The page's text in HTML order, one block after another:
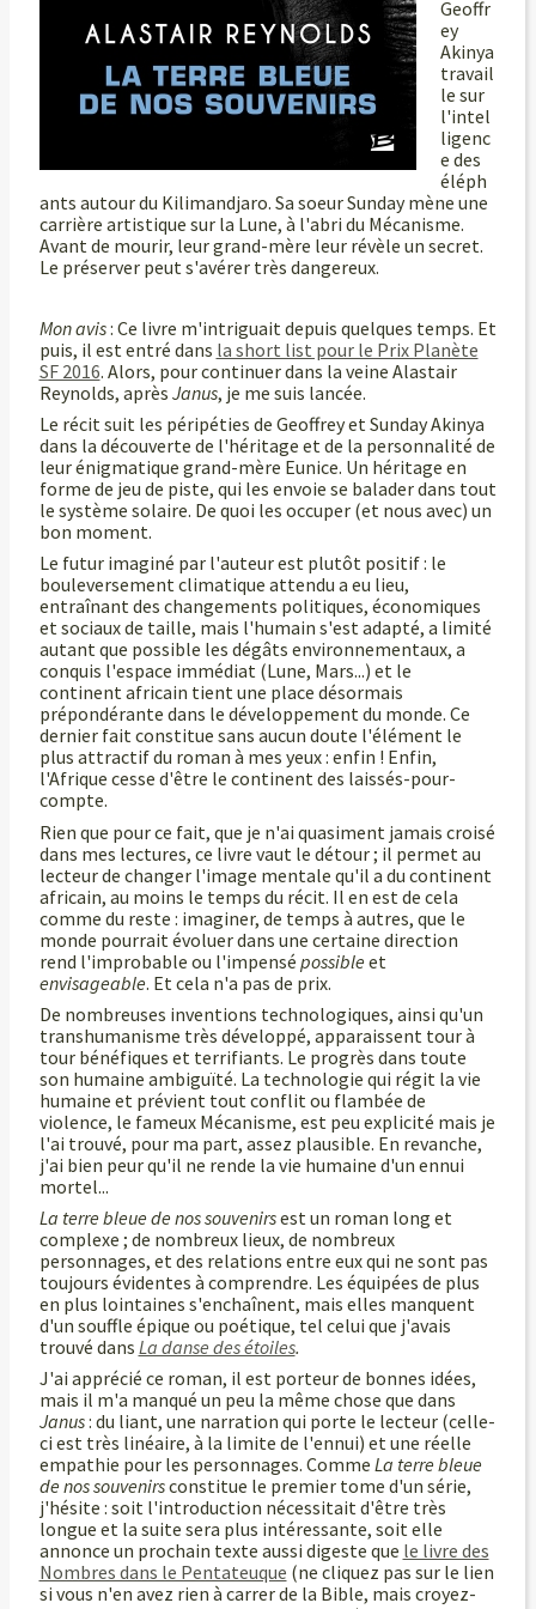
Geoffr
ey
Akinya
travail
le sur
l'intel
ligenc
e des
éléph
ants autour du Kilimandjaro. Sa soeur Sunday mène une
carrière artistique sur la Lune, à l'abri du Mécanisme.
Avant de mourir, leur grand-mère leur révèle un secret.
Le préserver peut s'avérer très dangereux.
Mon avis: Ce livre m'intriguait depuis quelques temps. Et
puis, il est entré dans la short list pour le Prix Planète
SF 2016. Alors, pour continuer dans la veine Alastair
Reynolds, après Janus, je me suis lancée.
Le récit suit les péripéties de Geoffrey et Sunday Akinya
dans la découverte de l'héritage et de la personnalité de
leur énigmatique grand-mère Eunice. Un héritage en
forme de jeu de piste, qui les envoie se balader dans tout
le système solaire. De quoi les occuper (et nous avec) un
bon moment.
Le futur imaginé par l'auteur est plutôt positif : le
bouleversement climatique attendu a eu lieu,
entraînant des changements politiques, économiques
et sociaux de taille, mais l'humain s'est adapté, a limité
autant que possible les dégâts environnementaux, a
conquis l'espace immédiat (Lune, Mars...) et le
continent africain tient une place désormais
prépondérante dans le développement du monde. Ce
dernier fait constitue sans aucun doute l'élément le
plus attractif du roman à mes yeux : enfin ! Enfin,
l'Afrique cesse d'être le continent des laissés-pour-
compte.
Rien que pour ce fait, que je n'ai quasiment jamais croisé
dans mes lectures, ce livre vaut le détour ; il permet au
lecteur de changer l'image mentale qu'il a du continent
africain, au moins le temps du récit. Il en est de cela
comme du reste : imaginer, de temps à autres, que le
monde pourrait évoluer dans une certaine direction
rend l'improbable ou l'impensé possible et
envisageable. Et cela n'a pas de prix.
De nombreuses inventions technologiques, ainsi qu'un
transhumanisme très développé, apparaissent tour à
tour bénéfiques et terrifiants. Le progrès dans toute
son humaine ambiguïté. La technologie qui régit la vie
humaine et prévient tout conflit ou flambée de
violence, le fameux Mécanisme, est peu explicité mais je
l'ai trouvé, pour ma part, assez plausible. En revanche,
j'ai bien peur qu'il ne rende la vie humaine d'un ennui
mortel...
La terre bleue de nos souvenirsest un roman long et
complexe ; de nombreux lieux, de nombreux
personnages, et des relations entre eux qui ne sont pas
toujours évidentes à comprendre. Les équipées de plus
en plus lointaines s'enchaînent, mais elles manquent
d'un souffle épique ou poétique, tel celui que j'avais
trouvé dans La danse des étoiles.
J'ai apprécié ce roman, il est porteur de bonnes idées,
mais il m'a manqué un peu la même chose que dans
Janus: du liant, une narration qui porte le lecteur (celle-
ci est très linéaire, à la limite de l'ennui) et une réelle
empathie pour les personnages. Comme La terre bleue
de nos souvenirsconstitue le premier tome d'un série,
j'hésite : soit l'introduction nécessitait d'être très
longue et la suite sera plus intéressante, soit elle
annonce un prochain texte aussi digeste que le livre des
Nombres dans le Pentateuque (ne cliquez pas sur le lien
si vous n'en avez rien à carrer de la Bible, mais croyez-